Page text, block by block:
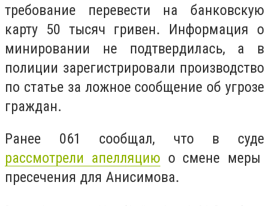
требование перевести на банковскую
карту 50 тысяч гривен. Информация о
минировании не подтвердилась, а в
полиции зарегистрировали производство
по статье за ложное сообщение об угрозе
граждан.
Ранее 061 сообщал, что в суде
рассмотрели апелляцию о смене меры
пресечения для Анисимова.